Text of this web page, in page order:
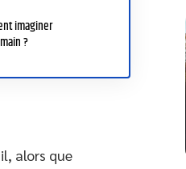
imaginer
?
alors que